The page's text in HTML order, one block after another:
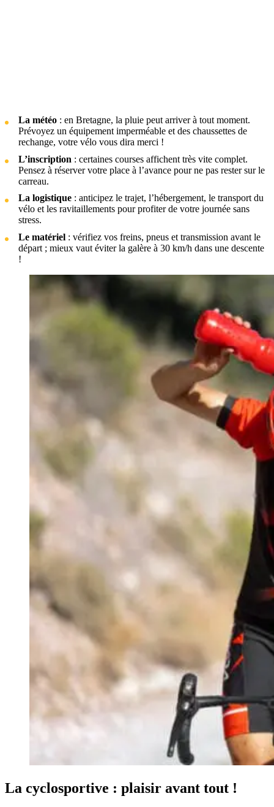
La météo : en Bretagne, la pluie peut arriver à tout moment.
Prévoyez un équipement imperméable et des chaussettes de
rechange, votre vélo vous dira merci !
L’inscription : certaines courses affichent très vite complet.
Pensez à réserver votre place à l’avance pour ne pas rester sur le
carreau.
La logistique : anticipez le trajet, l’hébergement, le transport du
vélo et les ravitaillements pour profiter de votre journée sans
stress.
Le matériel : vérifiez vos freins, pneus et transmission avant le
départ ; mieux vaut éviter la galère à 30 km/h dans une descente
!
La cyclosportive : plaisir avant tout !